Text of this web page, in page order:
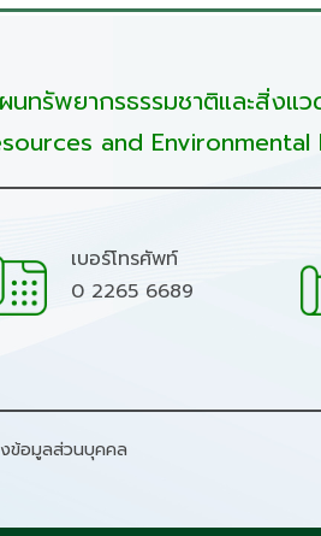
นทรัพยากรธรรมชาติและสิ่งแ
and Environmental
เบอร์โทรศัพท์
0 2265 6689
ข้อมูลส่วนบุคคล